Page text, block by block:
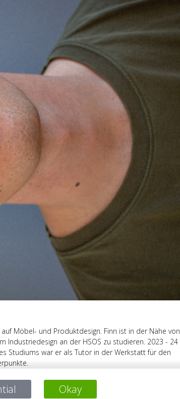
Möbel- und Produktdesign. Finn ist in der Nähe von
Industriedesign an der HSOS zu studieren. 2023 - 24
Studiums war er als Tutor in der Werkstatt für den
Okay